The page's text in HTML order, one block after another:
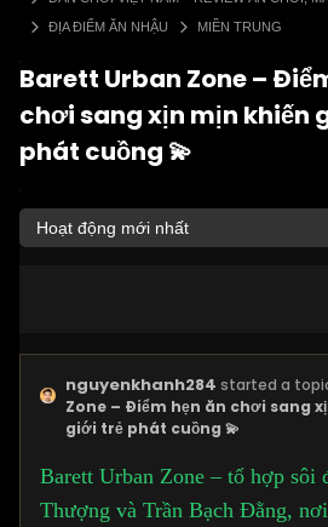
ĐỊA ĐIỂM ĂN NHẬU
MIỀN TRUNG
Barett Urban Zone –
chơi sang xịn mịn khiến
phát cuồng 💫
nguyenkhanh284 started a
Zone – Điểm hẹn ăn chơi sang
giới trẻ phát cuồng 💫
Barett Urban Zone – tổ hợp sôi
Thượng và Trần Bạch Đằng,